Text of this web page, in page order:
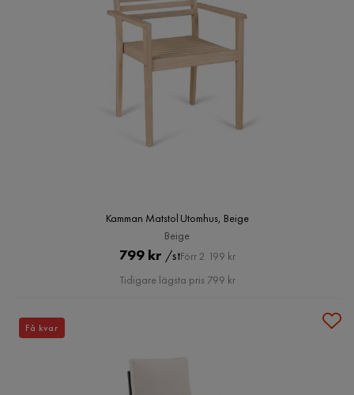
Kamman Matstol Utomhus, Beige
Beige
Pris
799 kr /stOriginal
Pris
Förr 2 199 kr
Tidigare lägsta pris 799 kr
Få kvar